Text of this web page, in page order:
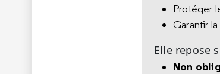
Protéger
Garantir
Elle repose
Non